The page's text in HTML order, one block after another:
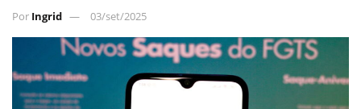
Por Ingrid 03/set/2025